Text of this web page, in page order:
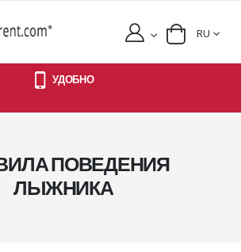
RU
УДОБНО
ПОВЕДЕНИЯ
ЛЫЖНИКА